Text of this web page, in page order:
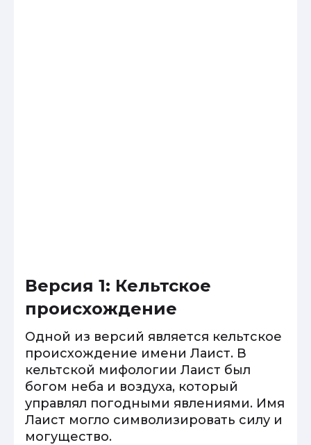
Версия 1: Кельтское
происхождение
Одной из версий является кельтское
происхождение имени Лаист. В
кельтской мифологии Лаист был
богом неба и воздуха, который
управлял погодными явлениями. Имя
Лаист могло символизировать силу и
могущество.